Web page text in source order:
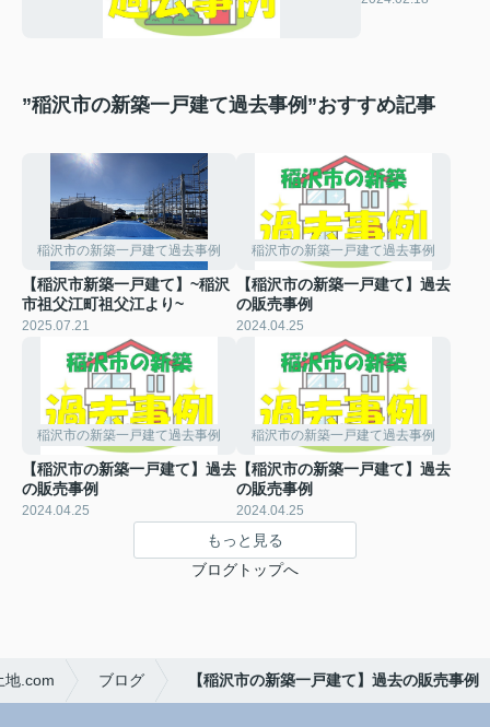
”稲沢市の新築一戸建て過去事例”おすすめ記事
稲沢市の新築一戸建て過去事例
【稲沢市新築一戸建て】~稲沢
市祖父江町祖父江より~
2025.07.21
稲沢市の新築一戸建て過去事例
【稲沢市の新築一戸建て】過去
の販売事例
2024.04.25
稲沢市の新築一戸建て過去事例
【稲沢市の新築一戸建て】過去
の販売事例
2024.04.25
稲沢市の新築一戸建て過去事例
【稲沢市の新築一戸建て】過去
の販売事例
2024.04.25
もっと見る
ブログトップへ
地.com ブログ 【稲沢市の新築一戸建て】過去の販売事例